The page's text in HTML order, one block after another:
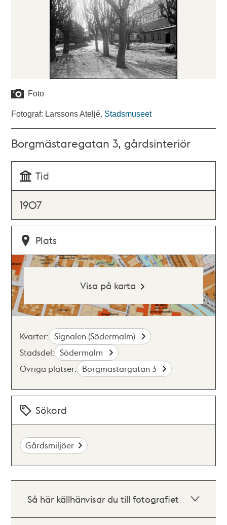
Foto
Fotograf: Larssons Ateljé. Stadsmuseet
Borgmästaregatan 3, gårdsinteriör
Tid
1907
Plats
Visa på karta
Kvarter: Signalen (Södermalm)
Stadsdel: Södermalm
Övriga platser: Borgmästargatan 3
Sökord
Gårdsmiljöer
Så här källhänvisar du till fotografiet